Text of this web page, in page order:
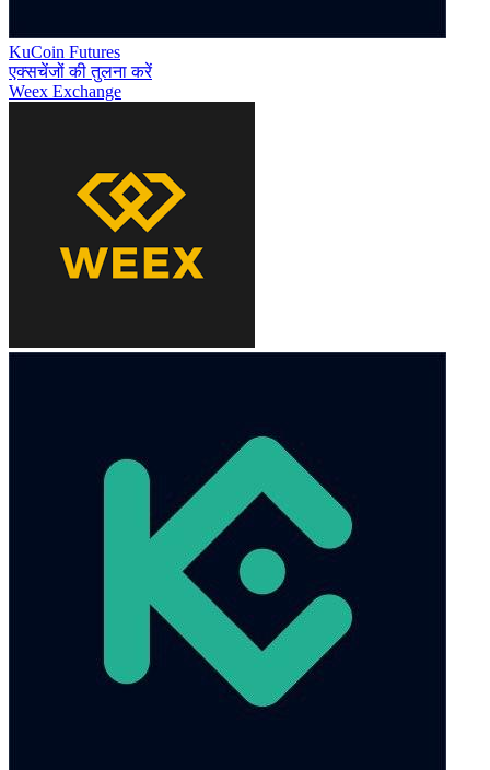
KuCoin Futures
एक्सचेंजों की तुलना करें
Weex Exchange